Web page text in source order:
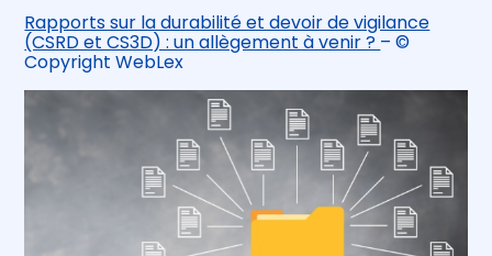
Rapports sur la durabilité et devoir de vigilance
(CSRD et CS3D) : un allègement à venir ? – ©
Copyright WebLex